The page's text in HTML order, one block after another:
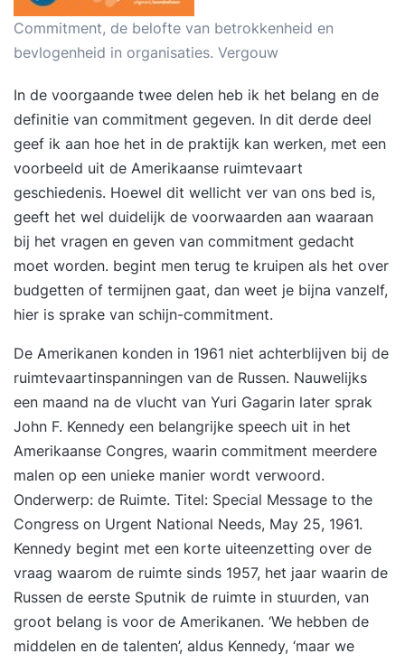
Commitment, de belofte van betrokkenheid en
bevlogenheid in organisaties. Vergouw
In de voorgaande twee delen heb ik het belang en de
definitie van commitment gegeven. In dit derde deel
geef ik aan hoe het in de praktijk kan werken, met een
voorbeeld uit de Amerikaanse ruimtevaart
geschiedenis. Hoewel dit wellicht ver van ons bed is,
geeft het wel duidelijk de voorwaarden aan waaraan
bij het vragen en geven van commitment gedacht
moet worden. begint men terug te kruipen als het over
budgetten of termijnen gaat, dan weet je bijna vanzelf,
hier is sprake van schijn-commitment.
De Amerikanen konden in 1961 niet achterblijven bij de
ruimtevaartinspanningen van de Russen. Nauwelijks
een maand na de vlucht van Yuri Gagarin later sprak
John F. Kennedy een belangrijke speech uit in het
Amerikaanse Congres, waarin commitment meerdere
malen op een unieke manier wordt verwoord.
Onderwerp: de Ruimte. Titel: Special Message to the
Congress on Urgent National Needs, May 25, 1961.
Kennedy begint met een korte uiteenzetting over de
vraag waarom de ruimte sinds 1957, het jaar waarin de
Russen de eerste Sputnik de ruimte in stuurden, van
groot belang is voor de Amerikanen. ‘We hebben de
middelen en de talenten’, aldus Kennedy, ‘maar we